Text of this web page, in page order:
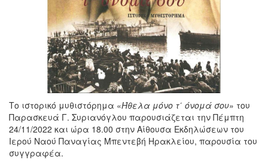
Το ιστορικό μυθιστόρημα «Ήθελα μόνο τ΄ όνομά σου» του
Παρασκευά Γ. Συριανόγλου παρουσιάζεται την Πέμπτη
24/11/2022 και ώρα 18.00 στην Αίθουσα Εκδηλώσεων του
Ιερού Ναού Παναγίας Μπεντεβή Ηρακλείου, παρουσία του
συγγραφέα.